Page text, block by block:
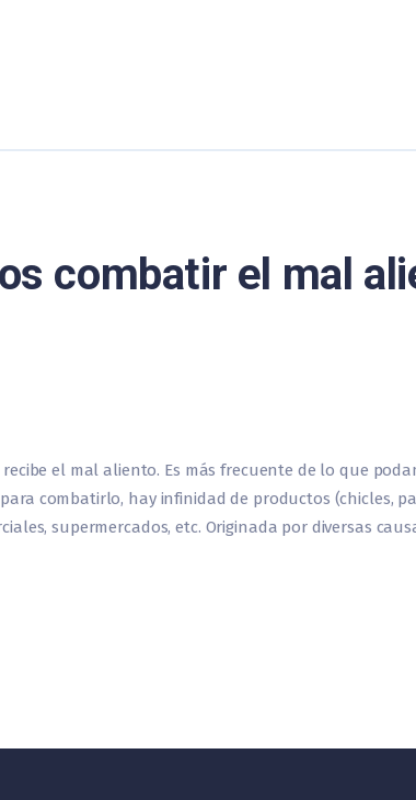
combatir el mal
el mal aliento. Es más frecuente de lo que
combatirlo, hay infinidad de productos (chicles,
supermercados, etc. Originada por diversas